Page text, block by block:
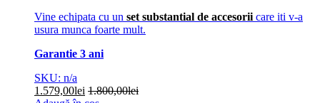
Vine echipata cu un set substantial de accesorii care iti v-a
usura munca foarte mult.
Garantie 3 ani
SKU: n/a
1.579,00lei 1.800,00lei